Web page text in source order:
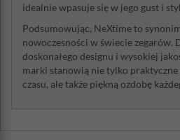
idealnie wpasuje się w jego gust i
Podsumowując, NeXtime to
nowoczesności w świecie zegarów.
doskonałego designu i wysokiej
marki stanowią nie tylko
czasu, ale także piękną ozdobę